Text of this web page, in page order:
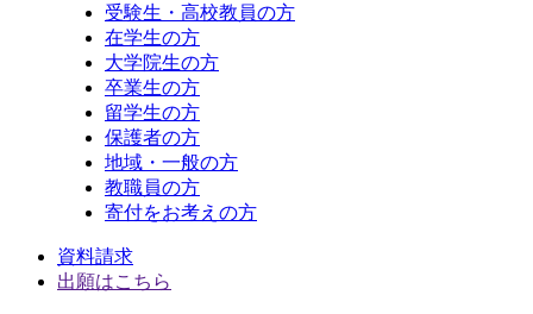
受験生・高校教員の方
在学生の方
大学院生の方
卒業生の方
留学生の方
保護者の方
地域・一般の方
教職員の方
寄付をお考えの方
資料請求
出願はこちら